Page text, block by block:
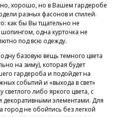
хорошо, но в Вашем гардеробе
разных фасонов и стилей.
как бы Вы тщательно не
одна курточка не
под всю одежду.
базовую вещь темного цвета
на зиму), которая будет
гардероба и подойдет на
событий и «выхода в свет»
либо яркого цвета, с
элементами. Для
город не обойтись без легкой